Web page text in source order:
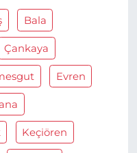
Bala
Çankaya
Evren
Keçiören